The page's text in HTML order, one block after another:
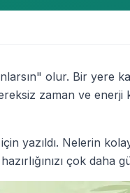
olur. Bir yere
zaman ve enerji
yazıldı. Nelerin
çok daha